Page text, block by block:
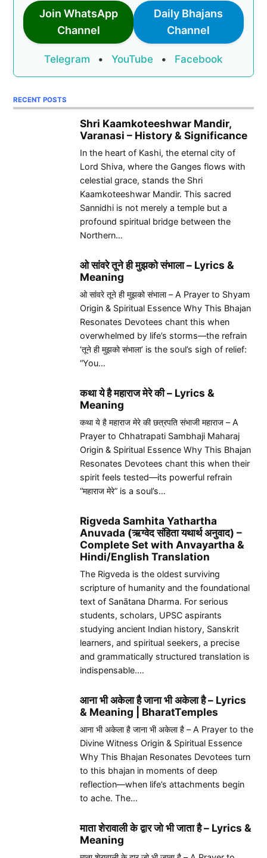
Join WhatsApp
Channel
Daily Bhajans
Channel
Telegram • YouTube • Facebook
RECENT POSTS
Shri Kaamkoteeshwar Mandir,
Varanasi – History & Significance
In the heart of Kashi, the eternal city of
Lord Shiva, where the Ganges flows with
celestial grace, stands the Shri
Kaamkoteeshwar Mandir. This sacred
Sannidhi is not merely a temple but a
profound spiritual bridge between the
Northern…
ओ सांवरे तूने ही मुझको संभाला – Lyrics &
Meaning
ओ सांवरे तूने ही मुझको संभाला – A Prayer to Shyam
Origin & Spiritual Essence Why This Bhajan
Resonates Devotees chant this when
overwhelmed by life’s storms—the refrain
‘तूने ही मुझको संभाला’ is the soul’s sigh of relief:
“You…
कथा ये है महाराज मेरे की – Lyrics &
Meaning
कथा ये है महाराज मेरे की छत्रपति संभाजी महाराज – A
Prayer to Chhatrapati Sambhaji Maharaj
Origin & Spiritual Essence Why This Bhajan
Resonates Devotees chant this when their
spirit feels tested—its powerful refrain
“महाराज मेरे” is a soul’s…
Rigveda Samhita Yathartha
Anuvada (ऋग्वेद संहिता यथार्थ अनुवाद) –
Complete Set with Anvayartha &
Hindi/English Translation
The Rigveda is the oldest surviving
scripture of humanity and the foundational
text of Sanātana Dharma. For serious
students, scholars, UPSC aspirants
studying ancient Indian history, Sanskrit
learners, and spiritual seekers, a precise
and grammatically structured translation is
indispensable.…
आना भी अकेला है जाना भी अकेला है – Lyrics
& Meaning | BharatTemples
आना भी अकेला है जाना भी अकेला है – A Prayer to the
Divine Witness Origin & Spiritual Essence
Why This Bhajan Resonates Devotees turn
to this bhajan in moments of deep
reflection—when life’s attachments begin
to ache. The…
माता शेरावाली के द्वार जो भी जाता है – Lyrics &
Meaning